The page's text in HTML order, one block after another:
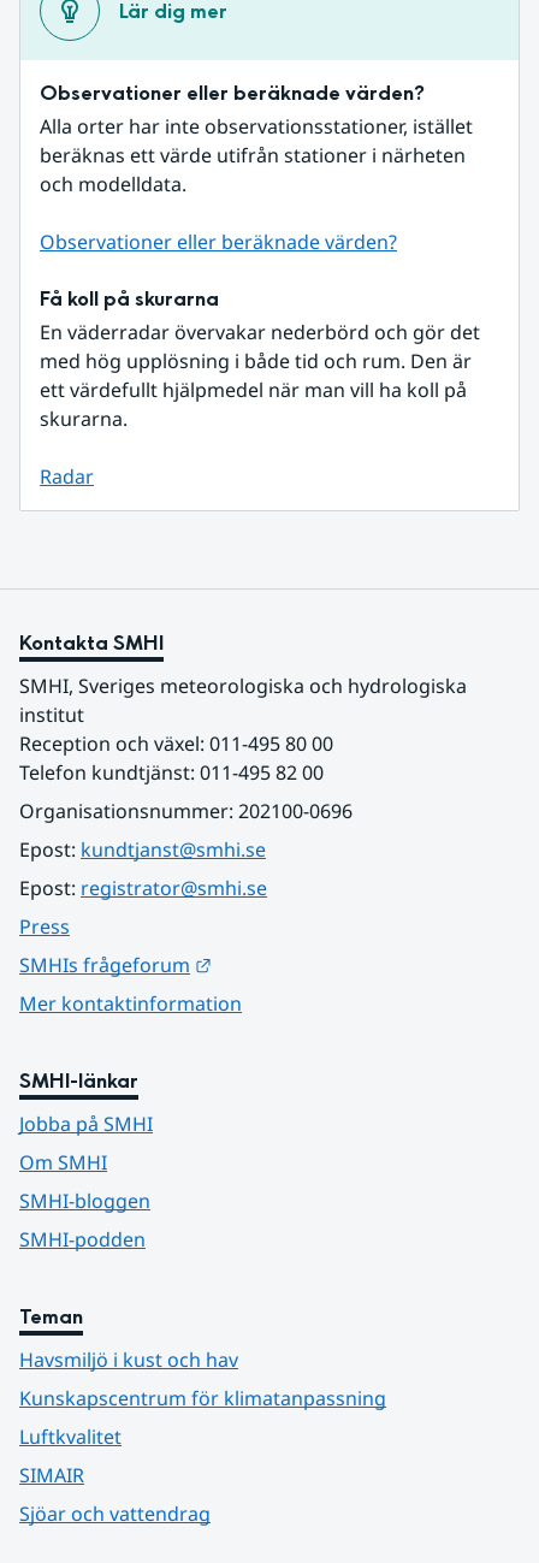
Lär dig mer
Observationer eller beräknade värden?
Alla orter har inte observationsstationer, istället
beräknas ett värde utifrån stationer i närheten
och modelldata.
Observationer eller beräknade värden?
Få koll på skurarna
En väderradar övervakar nederbörd och gör det
med hög upplösning i både tid och rum. Den är
ett värdefullt hjälpmedel när man vill ha koll på
skurarna.
Radar
Kontakta SMHI
SMHI, Sveriges meteorologiska och hydrologiska
institut
Reception och växel: 011-495 80 00
Telefon kundtjänst: 011-495 82 00
Organisationsnummer: 202100-0696
Epost: kundtjanst@smhi.se
Epost: registrator@smhi.se
Press
SMHIs frågeforum
Mer kontaktinformation
SMHI-länkar
Jobba på SMHI
Om SMHI
SMHI-bloggen
SMHI-podden
Teman
Havsmiljö i kust och hav
Kunskapscentrum för klimatanpassning
Luftkvalitet
SIMAIR
Sjöar och vattendrag